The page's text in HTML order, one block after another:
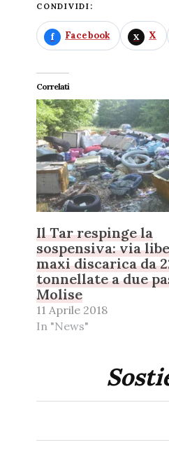
CONDIVIDI:
Facebook X
Correlati
Il Tar respinge la
sospensiva: via
maxi discarica da
tonnellate a due
Molise
11 Aprile 2018
In "News"